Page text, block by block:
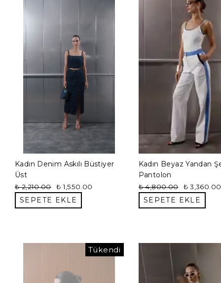
Kadın Denim Askılı Büstiyer
Üst
₺ 2,210.00 ₺ 1,550.00
SEPETE EKLE
Kadın Beyaz Yandan
Pantolon
₺ 4,800.00 ₺ 3,360.00
SEPETE EKLE
Tükendi